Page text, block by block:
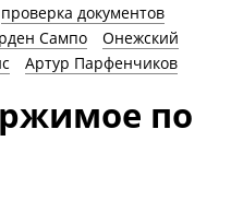
проверка документов
Сампо
Онежский
Артур Парфенчиков
по